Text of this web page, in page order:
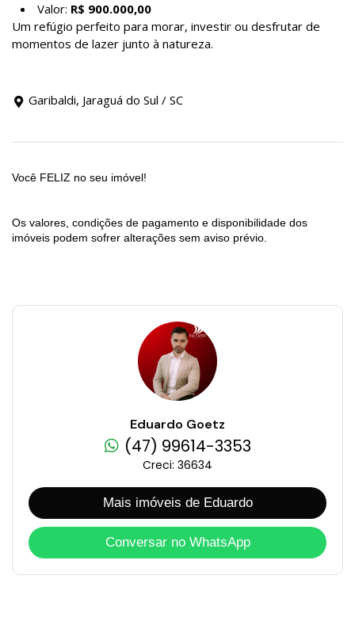
Valor: R$ 900.000,00
Um refúgio perfeito para morar, investir ou desfrutar de
momentos de lazer junto à natureza.
Garibaldi, Jaraguá do Sul / SC
Você FELIZ no seu imóvel!
Os valores, condições de pagamento e disponibilidade dos
imóveis podem sofrer alterações sem aviso prévio.
Eduardo Goetz
(47) 99614-3353
Creci: 36634
Mais imóveis de Eduardo
Conversar no WhatsApp